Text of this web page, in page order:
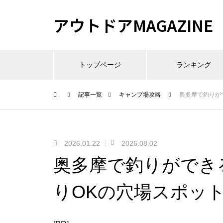
アウトドアMAGAZINE
トップページ ランキング
記事一覧 キャンプ場攻略 奥多摩で釣り
2026.01.22 2026.08.02
奥多摩で釣りがで
りOKの穴場スポッ